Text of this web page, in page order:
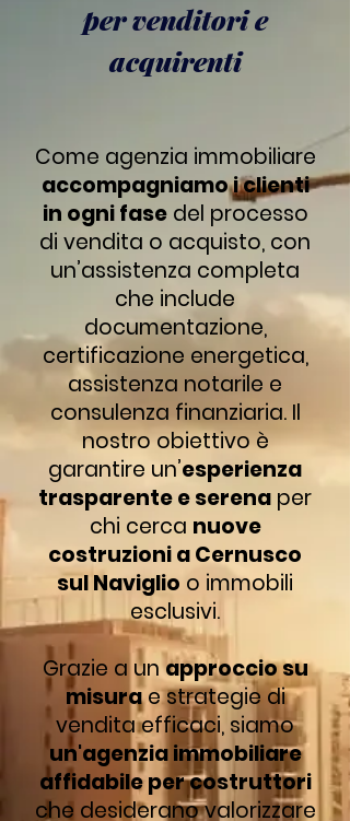
per venditori e
acquirenti
Come agenzia immobiliare
accompagniamo i clienti
in ogni fasedel processo
di vendita o acquisto, con
un’assistenza completa
che include
documentazione,
certificazione energetica,
assistenza notarile e
consulenza finanziaria. Il
nostro obiettivo è
garantire un’esperienza
trasparente e serena per
chi cerca nuove
costruzioni a Cernusco
sul Naviglio o immobili
esclusivi.
Grazie a unapproccio su
misurae strategie di
vendita efficaci, siamo
un'agenzia immobiliare
affidabile per costruttori
che desiderano valorizzare